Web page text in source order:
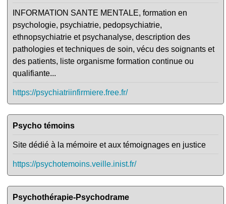
INFORMATION SANTE MENTALE, formation en
psychologie, psychiatrie, pedopsychiatrie,
ethnopsychiatrie et psychanalyse, description des
pathologies et techniques de soin, vécu des soignants et
des patients, liste organisme formation continue ou
qualifiante...
https://psychiatriinfirmiere.free.fr/
Psycho témoins
Site dédié à la mémoire et aux témoignages en justice
https://psychotemoins.veille.inist.fr/
Psychothérapie-Psychodrame